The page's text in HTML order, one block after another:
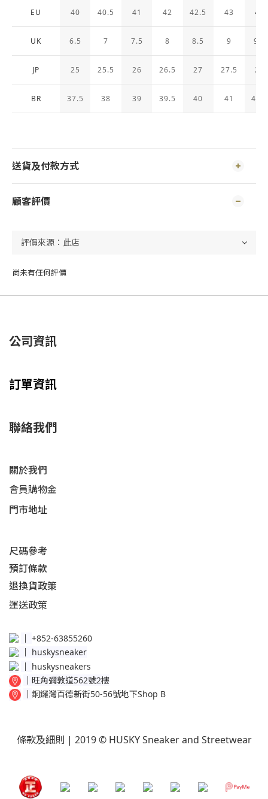
EU 40 40.5 41 42 42.5 43 44
UK 6.5 7 7.5 8 8.5 9 9.5
JP 25 25.5 26 26.5 27 27.5 28
BR 37.5 38 39 39.5 40 41 41.5
送貨及付款方式
顧客評價
尚未有任何評價
公司資訊
訂單資訊
聯絡我們
關於我們
會員購物金
門市地址
尺碼參考
預訂條款
退換貨政策​
運送政策​
│ +852-63855260
huskysneaker
│ huskysneakers
│ 旺角彌敦道562號2樓
│ 銅鑼灣百德新街50-56號地下Shop B
條款及細則 | 2019 © HUSKY Sneaker and Streetwear